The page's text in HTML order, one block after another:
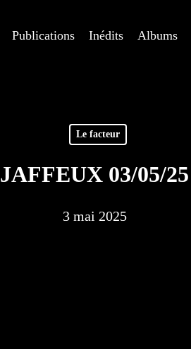
Publications Inédits Albums
Le facteur
JAFFEUX 03/05/25
3 mai 2025